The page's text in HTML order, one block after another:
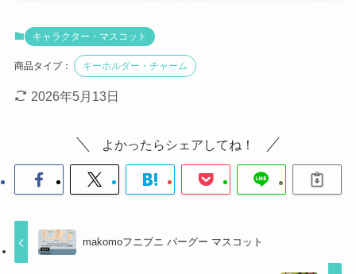
キャラクター・マスコット
商品タイプ： キーホルダー・チャーム
2026年5月13日
よかったらシェアしてね！
makomoフニプニ パーグー マスコット